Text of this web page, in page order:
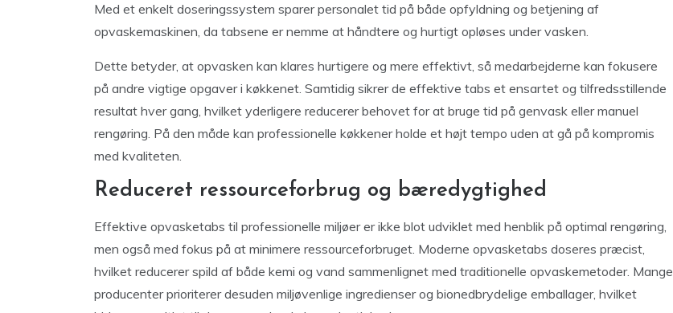
Med et enkelt doseringssystem sparer personalet tid på både opfyldning og betjening af
opvaskemaskinen, da tabsene er nemme at håndtere og hurtigt opløses under vasken.
Dette betyder, at opvasken kan klares hurtigere og mere effektivt, så medarbejderne kan fokusere
på andre vigtige opgaver i køkkenet. Samtidig sikrer de effektive tabs et ensartet og tilfredsstillende
resultat hver gang, hvilket yderligere reducerer behovet for at bruge tid på genvask eller manuel
rengøring. På den måde kan professionelle køkkener holde et højt tempo uden at gå på kompromis
med kvaliteten.
Reduceret ressourceforbrug og bæredygtighed
Effektive opvasketabs til professionelle miljøer er ikke blot udviklet med henblik på optimal rengøring,
men også med fokus på at minimere ressourceforbruget. Moderne opvasketabs doseres præcist,
hvilket reducerer spild af både kemi og vand sammenlignet med traditionelle opvaskemetoder. Mange
producenter prioriterer desuden miljøvenlige ingredienser og bionedbrydelige emballager, hvilket